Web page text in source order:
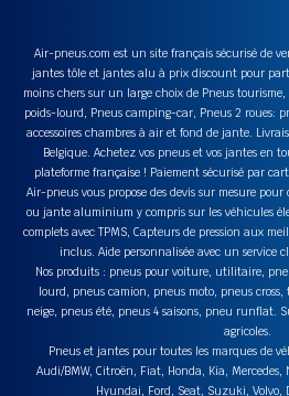
Air-pneus.com est un site français sécurisé de
jantes tôle et jantes alu à prix discount pour
moins chers sur un large choix de Pneus
poids-lourd, Pneus camping-car, Pneus 2 roues:
accessoires chambres à air et fond de jante.
Belgique. Achetez vos pneus et vos jantes en
plateforme française ! Paiement sécurisé par
Air-pneus vous propose des devis sur mesure
ou jante aluminium y compris sur les véhicules
complets avec TPMS, Capteurs de pression aux
inclus. Aide personnalisée avec un service
Nos produits : pneus pour voiture, utilitaire,
lourd, pneus camion, pneus moto, pneus
neige, pneus été, pneus 4 saisons, pneu runflat.
agricoles.
Pneus et jantes pour toutes les marques de
Audi/BMW, Citroën, Fiat, Honda, Kia, Mercedes,
Hyundai, Ford, Seat, Suzuki, Volvo,